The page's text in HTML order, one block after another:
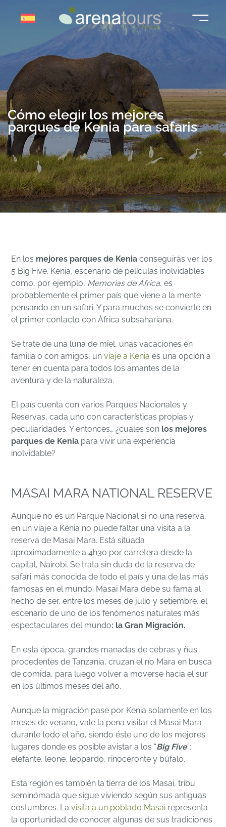
Cómo elegir los mejores
parques de Kenia para safaris
En los mejores parques de Keniaconseguirás ver los
5 Big Five. Kenia, escenario de películas inolvidables
como, por ejemplo, Memorias de África, es
probablemente el primer país que viene a la mente
pensando en un safari. Y para muchos se convierte en
el primer contacto con África subsahariana.
Se trate de una luna de miel, unas vacaciones en
familia o con amigos, unviaje a Kenia es una opción a
tener en cuenta para todos los amantes de la
aventura y de la naturaleza.
El país cuenta con varios Parques Nacionales y
Reservas, cada uno con características propias y
peculiaridades. Y entonces… ¿cuáles son los mejores
parques de Kenia para vivir una experiencia
inolvidable?
MASAI MARA NATIONAL RESERVE
Aunque no es un Parque Nacional si no una reserva,
en un viaje a Kenia no puede faltar una visita a la
reserva de Masai Mara. Está situada
aproximadamente a 4h30 por carretera desde la
capital, Nairobi. Se trata sin duda de la reserva de
safari más conocida de todo el país y una de las más
famosas en el mundo. Masai Mara debe su fama al
hecho de ser, entre los meses de julio y setiembre, el
escenario de uno de los fenómenos naturales más
espectaculares del mundo: la Gran Migración.
En esta época, grandes manadas de cebras y ñus
procedentes de Tanzania, cruzan el río Mara en busca
de comida, para luego volver a moverse hacia el sur
en los últimos meses del año.
Aunque la migración pase por Kenia solamente en los
meses de verano, vale la pena visitar el Masai Mara
durante todo el año, siendo éste uno de los mejores
lugares donde es posible avistar a los “Big Five”:
elefante, leone, leopardo, rinoceronte y búfalo.
Esta región es también la tierra de los Masai, tribu
seminómada que sigue viviendo según sus antiguas
costumbres. Lavisita a un poblado Masai representa
la oportunidad de conocer algunas de sus tradiciones